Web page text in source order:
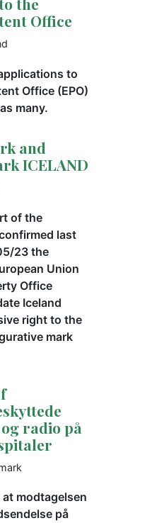
Office
to
Office (EPO)
many.
and
ICELAND
of the
last
23 the
Union
Office
Iceland
right to the
mark
radio på
modtagelsen
på